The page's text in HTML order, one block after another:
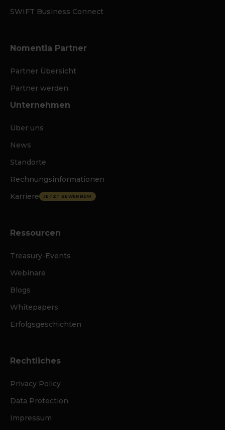
SWIFT Business Connect
Nomentia Partner
Partner Übersicht
Partner werden
Unternehmen
Über uns
News
Standorte
Rechnungsinformationen
Karriere
JETZT BEWERBEN!
Ressourcen
Treasury-Events
Webinare
Blogs
Whitepapers
Erfolgsgeschichten
Rechtliches
Privacy Policy
Data Protection
Impressum